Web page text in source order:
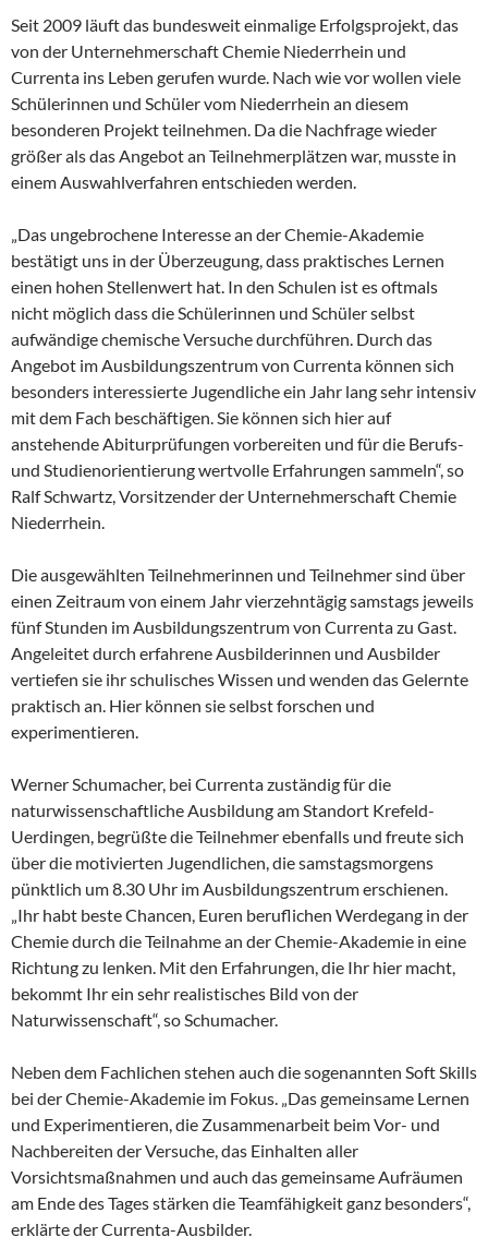
Seit 2009 läuft das bundesweit einmalige Erfolgsprojekt, das
von der Unternehmerschaft Chemie Niederrhein und
Currenta ins Leben gerufen wurde. Nach wie vor wollen viele
Schülerinnen und Schüler vom Niederrhein an diesem
besonderen Projekt teilnehmen. Da die Nachfrage wieder
größer als das Angebot an Teilnehmerplätzen war, musste in
einem Auswahlverfahren entschieden werden.
„Das ungebrochene Interesse an der Chemie-Akademie
bestätigt uns in der Überzeugung, dass praktisches Lernen
einen hohen Stellenwert hat. In den Schulen ist es oftmals
nicht möglich dass die Schülerinnen und Schüler selbst
aufwändige chemische Versuche durchführen. Durch das
Angebot im Ausbildungszentrum von Currenta können sich
besonders interessierte Jugendliche ein Jahr lang sehr intensiv
mit dem Fach beschäftigen. Sie können sich hier auf
anstehende Abiturprüfungen vorbereiten und für die Berufs-
und Studienorientierung wertvolle Erfahrungen sammeln“, so
Ralf Schwartz, Vorsitzender der Unternehmerschaft Chemie
Niederrhein.
Die ausgewählten Teilnehmerinnen und Teilnehmer sind über
einen Zeitraum von einem Jahr vierzehntägig samstags jeweils
fünf Stunden im Ausbildungszentrum von Currenta zu Gast.
Angeleitet durch erfahrene Ausbilderinnen und Ausbilder
vertiefen sie ihr schulisches Wissen und wenden das Gelernte
praktisch an. Hier können sie selbst forschen und
experimentieren.
Werner Schumacher, bei Currenta zuständig für die
naturwissenschaftliche Ausbildung am Standort Krefeld-
Uerdingen, begrüßte die Teilnehmer ebenfalls und freute sich
über die motivierten Jugendlichen, die samstagsmorgens
pünktlich um 8.30 Uhr im Ausbildungszentrum erschienen.
„Ihr habt beste Chancen, Euren beruflichen Werdegang in der
Chemie durch die Teilnahme an der Chemie-Akademie in eine
Richtung zu lenken. Mit den Erfahrungen, die Ihr hier macht,
bekommt Ihr ein sehr realistisches Bild von der
Naturwissenschaft“, so Schumacher.
Neben dem Fachlichen stehen auch die sogenannten Soft Skills
bei der Chemie-Akademie im Fokus. „Das gemeinsame Lernen
und Experimentieren, die Zusammenarbeit beim Vor- und
Nachbereiten der Versuche, das Einhalten aller
Vorsichtsmaßnahmen und auch das gemeinsame Aufräumen
am Ende des Tages stärken die Teamfähigkeit ganz besonders“,
erklärte der Currenta-Ausbilder.